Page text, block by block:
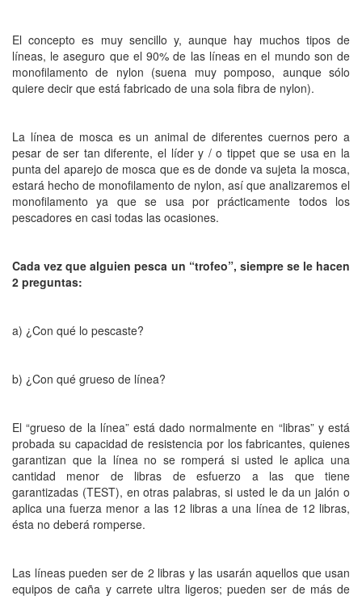
El concepto es muy sencillo y, aunque hay muchos tipos de
líneas, le aseguro que el 90% de las líneas en el mundo son de
monofilamento de nylon (suena muy pomposo, aunque sólo
quiere decir que está fabricado de una sola fibra de nylon).
La línea de mosca es un animal de diferentes cuernos pero a
pesar de ser tan diferente, el líder y / o tippet que se usa en la
punta del aparejo de mosca que es de donde va sujeta la mosca,
estará hecho de monofilamento de nylon, así que analizaremos el
monofilamento ya que se usa por prácticamente todos los
pescadores en casi todas las ocasiones.
Cada vez que alguien pesca un “trofeo”, siempre se le hacen
2 preguntas:
a) ¿Con qué lo pescaste?
b) ¿Con qué grueso de línea?
El “grueso de la línea” está dado normalmente en “libras” y está
probada su capacidad de resistencia por los fabricantes, quienes
garantizan que la línea no se romperá si usted le aplica una
cantidad menor de libras de esfuerzo a las que tiene
garantizadas (TEST), en otras palabras, si usted le da un jalón o
aplica una fuerza menor a las 12 libras a una línea de 12 libras,
ésta no deberá romperse.
Las líneas pueden ser de 2 libras y las usarán aquellos que usan
equipos de caña y carrete ultra ligeros; pueden ser de más de